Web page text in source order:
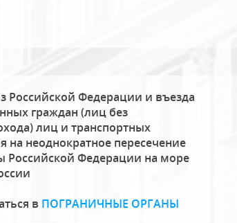
Российской Федерации и въезда
граждан (лиц без
лиц и транспортных
на неоднократное пересечение
Российской Федерации на море
в ПОГРАНИЧНЫЕ ОРГАНЫ